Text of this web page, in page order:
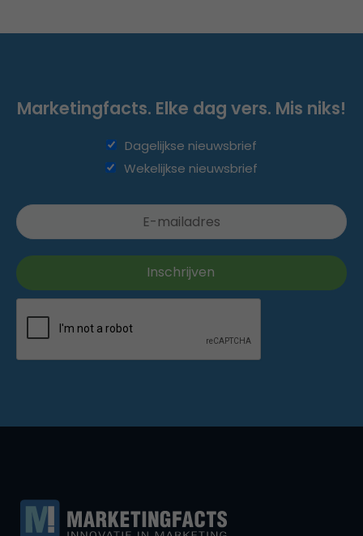
Marketingfacts. Elke dag vers. Mis niks!
Dagelijkse nieuwsbrief
Wekelijkse nieuwsbrief